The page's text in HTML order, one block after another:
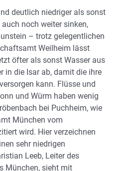
deutlich niedriger als sonst
noch weiter sinken,
– trotz gelegentlichen
Weilheim lässt
öfter als sonst Wasser aus
in die Isar ab, damit die ihre
kann. Flüsse und
und Würm haben wenig
bei Puchheim, wie
München vom
wird. Hier verzeichnen
sehr niedrigen
Leeb, Leiter des
München, sieht mit